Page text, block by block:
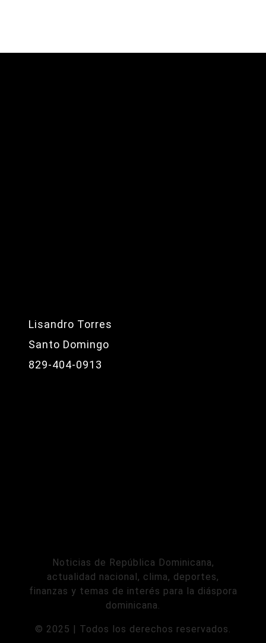
Lisandro Torres
Santo Domingo
829-404-0913
Noticias de República Dominicana,
actualidad nacional, clima, deportes,
finanzas y temas de interés para la diáspora
dominicana.
© 2025 | Todos los derechos reservados.